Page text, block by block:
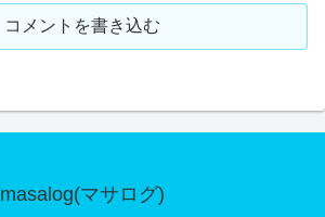
コメントを書き込む
masalog(マサログ)